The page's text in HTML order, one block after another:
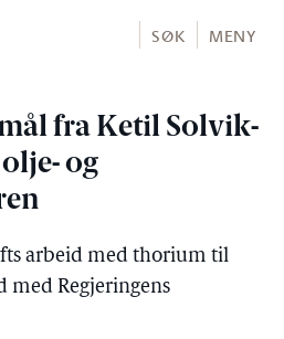
SØK MENY
fra Ketil Solvik-
og
arbeid med thorium til
med Regjeringens